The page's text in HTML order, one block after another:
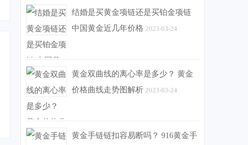
结婚是买黄金项链还是买铂金项链
中国黄金近几年价格 2023-03-24
11:19:29
黄金双曲线的离心率是多少？ 黄金
价格曲线走势图解析 2023-03-24
11:20:34
黄金手链链扣容易断吗？ 916黄金手